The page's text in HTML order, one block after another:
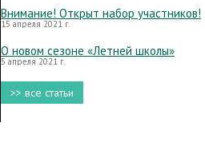
Внимание! Открыт набор участников!
15 апреля 2021 г.
О новом сезоне «Летней школы»
5 апреля 2021 г.
>> все статьи